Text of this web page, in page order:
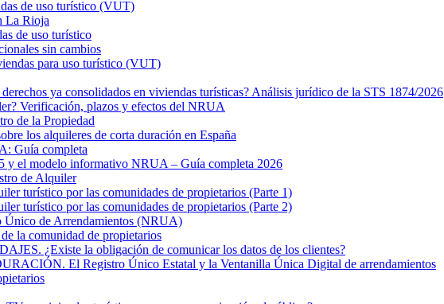
de uso turístico (VUT)
La Rioja
de uso turístico
sin cambios
para uso turístico (VUT)
ya consolidados en viviendas turísticas? Análisis jurídico de la STS 1874/2026
Verificación, plazos y efectos del NRUA
de la Propiedad
los alquileres de corta duración en España
Guía completa
y el modelo informativo NRUA – Guía completa 2026
de Alquiler
turístico por las comunidades de propietarios (Parte 1)
turístico por las comunidades de propietarios (Parte 2)
Único de Arrendamientos (NRUA)
la comunidad de propietarios
¿Existe la obligación de comunicar los datos de los clientes?
El Registro Único Estatal y la Ventanilla Única Digital de arrendamientos